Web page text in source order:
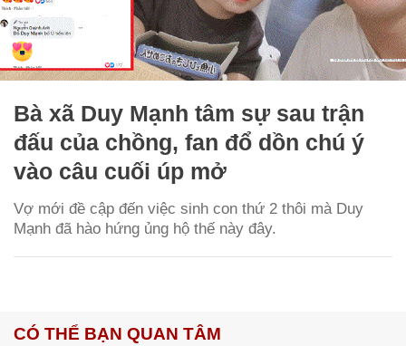
Bà xã Duy Mạnh tâm sự sau trận
đấu của chồng, fan đổ dồn chú ý
vào câu cuối úp mở
Vợ mới đề cập đến việc sinh con thứ 2 thôi mà Duy
Mạnh đã hào hứng ủng hộ thế này đây.
CÓ THỂ BẠN QUAN TÂM